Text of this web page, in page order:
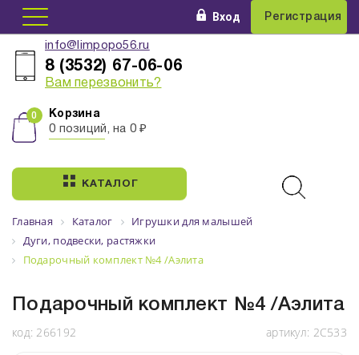
Вход Регистрация
info@limpopo56.ru
8 (3532) 67-06-06
Вам перезвонить?
Корзина
0 позиций, на 0 ₽
КАТАЛОГ
Главная Каталог
Игрушки для малышей
Дуги, подвески, растяжки
Подарочный комплект №4 /Аэлита
Подарочный комплект №4 /Аэлита
код: 266192 артикул: 2С533